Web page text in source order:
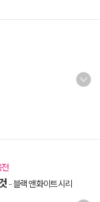
전
-블랙 앤 화이트 시리